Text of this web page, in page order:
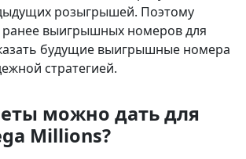
розыгрышей. Поэтому
ранее выигрышных номеров для
будущие выигрышные номера
стратегией.
можно дать для
Millions?